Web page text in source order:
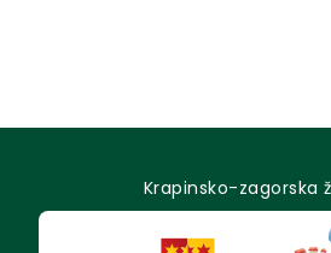
Krapinsko-zagorska